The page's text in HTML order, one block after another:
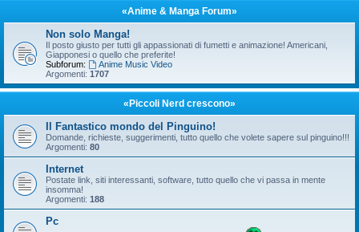
«Anime & Manga Forum»
Non solo Manga!
Il posto giusto per tutti gli appassionati di fumetti e animazione! Americani,
Giapponesi o quello che preferite!
Subforum:
Anime Music Video
Argomenti: 1707
«Piccoli Nerd crescono»
Il Fantastico mondo del Pinguino!
Domande, richieste, suggerimenti, tutto quello che volete sapere sul pinguino!!!
Argomenti: 80
Internet
Postate link, siti interessanti, software, tutto quello che vi passa in mente
insomma!
Argomenti: 188
Pc